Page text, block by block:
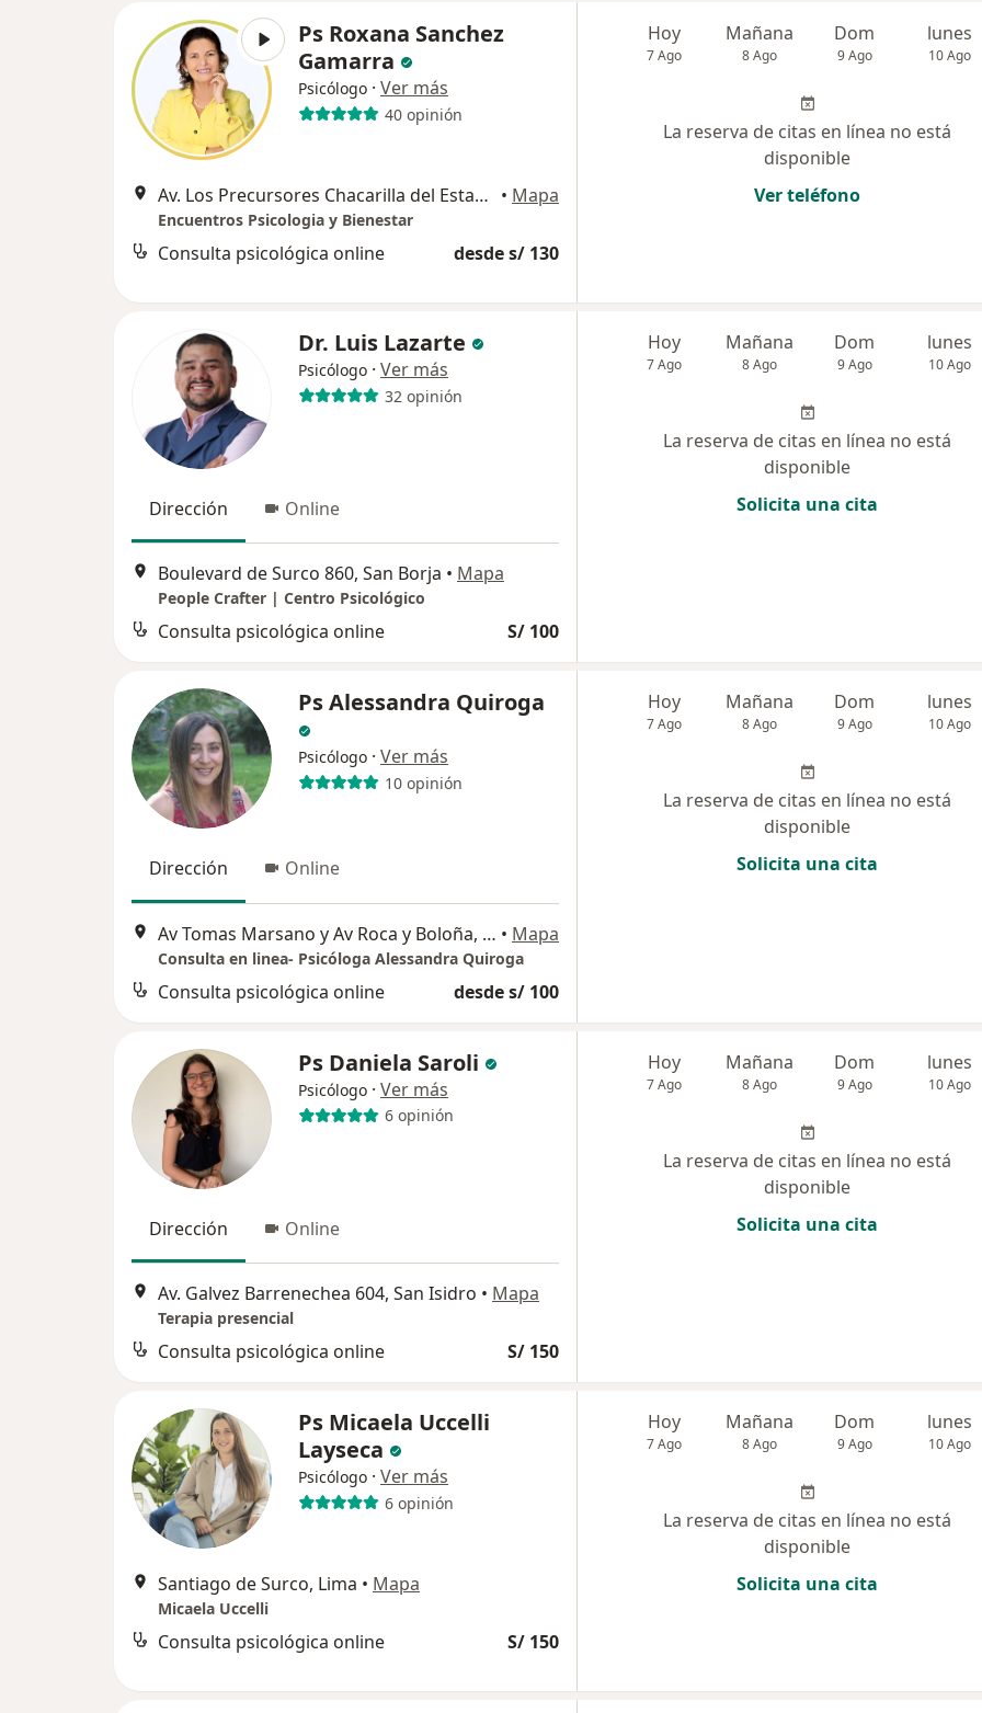
Ps Roxana Sanchez
Gamarra
Psicólogo · Ver más
40 opinión
Av. Los Precursores Chacarilla del Estanque • Mapa
Encuentros Psicologia y Bienestar
Consulta psicológica online desde s/ 130
Hoy
7 Ago
Mañana
8 Ago
Dom
9 Ago
lunes
10 Ago
La reserva de citas en línea no está
disponible
Ver teléfono
Dr. Luis Lazarte
Psicólogo · Ver más
32 opinión
Dirección Online
Boulevard de Surco 860, San Borja • Mapa
People Crafter | Centro Psicológico
Consulta psicológica online S/ 100
Hoy
7 Ago
Mañana
8 Ago
Dom
9 Ago
lunes
10 Ago
La reserva de citas en línea no está
disponible
Solicita una cita
Ps Alessandra Quiroga
Psicólogo · Ver más
10 opinión
Dirección Online
Av Tomas Marsano y Av Roca y Boloña, Miraflores • Mapa
Consulta en linea- Psicóloga Alessandra Quiroga
Consulta psicológica online desde s/ 100
Hoy
7 Ago
Mañana
8 Ago
Dom
9 Ago
lunes
10 Ago
La reserva de citas en línea no está
disponible
Solicita una cita
Ps Daniela Saroli
Psicólogo · Ver más
6 opinión
Dirección Online
Av. Galvez Barrenechea 604, San Isidro • Mapa
Terapia presencial
Consulta psicológica online S/ 150
Hoy
7 Ago
Mañana
8 Ago
Dom
9 Ago
lunes
10 Ago
La reserva de citas en línea no está
disponible
Solicita una cita
Ps Micaela Uccelli
Layseca
Psicólogo · Ver más
6 opinión
Santiago de Surco, Lima • Mapa
Micaela Uccelli
Consulta psicológica online S/ 150
Hoy
7 Ago
Mañana
8 Ago
Dom
9 Ago
lunes
10 Ago
La reserva de citas en línea no está
disponible
Solicita una cita